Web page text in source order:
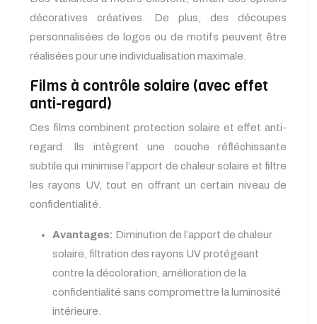
décoratives créatives. De plus, des découpes
personnalisées de logos ou de motifs peuvent être
réalisées pour une individualisation maximale.
Films à contrôle solaire (avec effet
anti-regard)
Ces films combinent protection solaire et effet anti-
regard. Ils intègrent une couche réfléchissante
subtile qui minimise l’apport de chaleur solaire et filtre
les rayons UV, tout en offrant un certain niveau de
confidentialité.
Avantages: Diminution de l’apport de chaleur
solaire, filtration des rayons UV protégeant
contre la décoloration, amélioration de la
confidentialité sans compromettre la luminosité
intérieure.